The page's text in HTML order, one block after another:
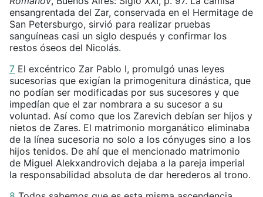
ensangrentada del Zar, conservada en el Hermitage de
San Petersburgo, sirvió para realizar pruebas
sanguíneas casi un siglo después y confirmar los
restos óseos del Nicolás.
7 El excéntrico Zar Pablo I, promulgó unas leyes
sucesorias que exigían la primogenitura dinástica, que
no podían ser modificadas por sus sucesores y que
impedían que el zar nombrara a su sucesor a su
voluntad. Así como que los Zarevich debían ser hijos y
nietos de Zares. El matrimonio morganático eliminaba
de la línea sucesoria no solo a los cónyuges sino a los
hijos tenidos. De ahí que el mencionado matrimonio
de Miguel Alekxandrovich dejaba a la pareja imperial
la responsabilidad absoluta de dar herederos al trono.